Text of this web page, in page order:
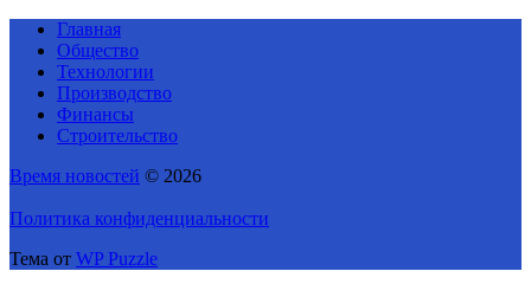
Главная
Общество
Технологии
Производство
Финансы
Строительство
Время новостей © 2026
Политика конфиденциальности
Тема от WP Puzzle